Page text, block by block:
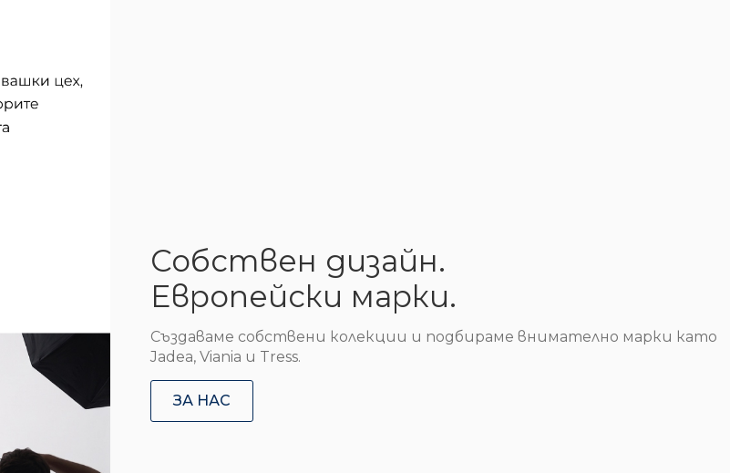
Собствен дизайн.
Европейски марки.
Създаваме собствени колекции и подбираме внимателно марки като
Jadea, Viania и Tress.
ЗА НАС